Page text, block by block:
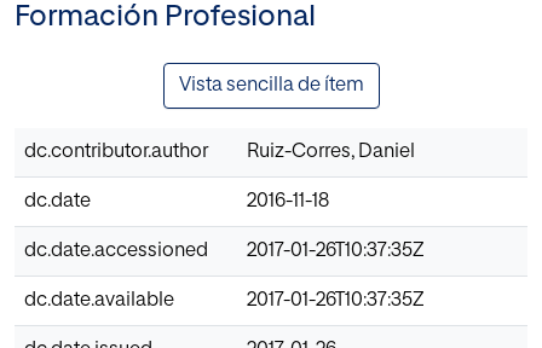
Formación Profesional
Vista sencilla de ítem
dc.contributor.author Ruiz-Corres, Daniel
dc.date 2016-11-18
dc.date.accessioned 2017-01-26T10:37:35Z
dc.date.available 2017-01-26T10:37:35Z